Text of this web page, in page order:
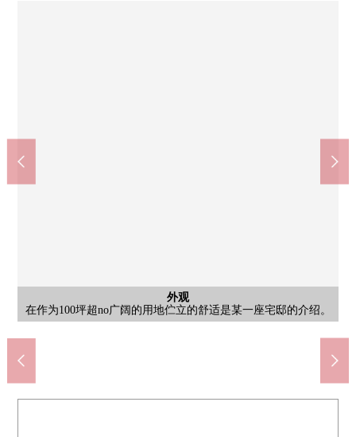
外观
在作为100坪超no广阔的用地伫立的舒适是某一座宅邸的介绍。
外观
兼具作为只有深处的用地才有的安稳的环境和对都心的交通的安
稳，有的生活实现。
停车场
在车型有限制，但是也有汽车空白。
含有前面道路的外观
前面道路因为车doriga少所以不能培养安静的生活吗？
到东久留米市立第6小学，步行6分钟(约450m)。在孩子能无勉强
而去的距离有，是一边珍惜家族的时间，一边能平静地生活的居
住环境。
其他
因为现在是空房所以随便请看。
西友东久留米商店(约300m)
步行8分钟。方面可能和层的营业时间营业时间，从早晨7点起深
夜1点30分专营商店的营业时间不同。
超市Viva Home东久留米商店(约500m)
supajiamujapon(约550m)
东久留米市立第6小学(约450m)
东久留米市立东中学(约850m)